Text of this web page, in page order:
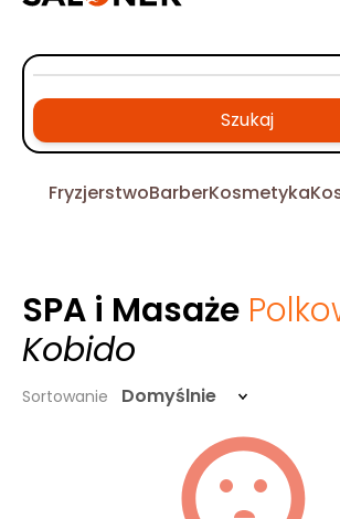
Szukaj
FryzjerstwoBarberKosmetyka
SPA i Masaże
Kobido
Sortowanie Domyślnie